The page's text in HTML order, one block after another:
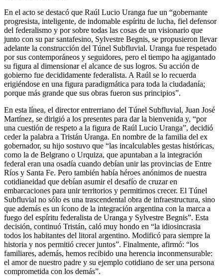
En el acto se destacó que Raúl Lucio Uranga fue un “gobernante
progresista, inteligente, de indomable espíritu de lucha, fiel defensor
del federalismo y por sobre todas las cosas de un visionario que
junto con su par santafesino, Sylvestre Begnis, se propusieron llevar
adelante la construcción del Túnel Subfluvial. Uranga fue respetado
por sus contemporáneos y seguidores, pero el tiempo ha agigantado
su figura al dimensionar el alcance de sus logros. Su acción de
gobierno fue decididamente federalista. A Raúl se lo recuerda
erigiéndose en una figura paradigmática para toda la ciudadanía;
porque más grande que sus obras fueron sus principios”.
En esta línea, el director entrerriano del Túnel Subfluvial, Juan José
Martínez, se dirigió a los presentes para dar la bienvenida y, “por
una cuestión de respeto a la figura de Raúl Lucio Uranga”, decidió
ceder la palabra a Tristán Uranga. En nombre de la familia del ex
gobernador, su hijo sostuvo que “las incalculables gestas históricas,
como la de Belgrano o Urquiza, que apuntaban a la integración
federal eran una osadía cuando debían unir las provincias de Entre
Ríos y Santa Fe. Pero también había héroes anónimos de nuestra
cotidianeidad que debían asumir el desafío de cruzar en
embarcaciones para unir territorios y permitirnos crecer. El Túnel
Subfluvial no sólo es una trascendental obra de infraestructura, sino
que además es un ícono de la integración argentina con la marca a
fuego del espíritu federalista de Uranga y Sylvestre Begnis”. Esta
decisión, continuó Tristán, caló muy hondo en “la idiosincrasia
todos los habitantes del litoral argentino. Modificó para siempre la
historia y nos permitió crecer juntos”. Finalmente, afirmó: “los
familiares, además, hemos recibido una herencia inconmensurable:
el amor de nuestro padre y su ejemplo cotidiano de ser una persona
comprometida con los demás”.